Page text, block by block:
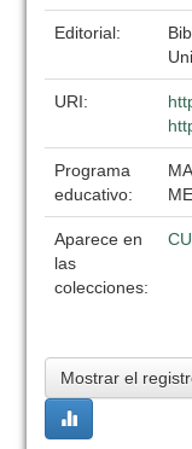
Editorial:
URI:
Programa
educativo:
Aparece en
las
colecciones:
Mostrar el